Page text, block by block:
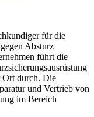
für die
Absturz
führt die
Ort durch. Die
und Vertrieb von
im Bereich